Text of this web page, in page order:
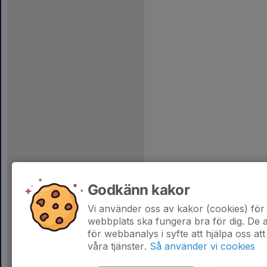
Godkänn kakor
Vi använder oss av kakor (cookies)
webbplats ska fungera bra för dig. De
för webbanalys i syfte att hjälpa oss
våra tjänster. Så använder vi cookies